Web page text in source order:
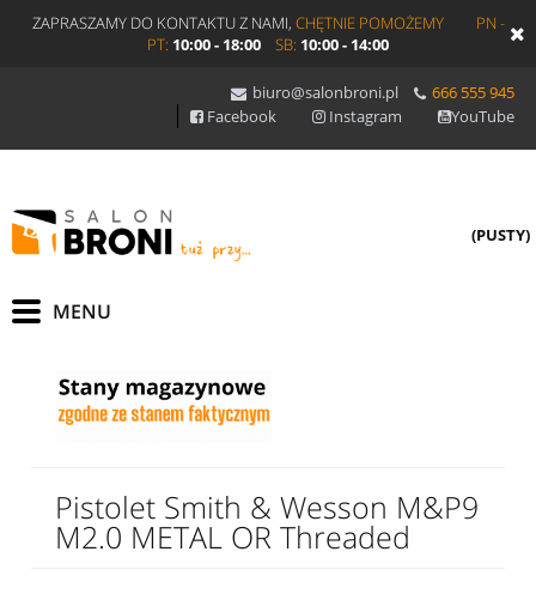
ZAPRASZAMY DO KONTAKTU Z NAMI, CHĘTNIE POMOŻEMY
PN -
PT: 10:00 - 18:00 SB: 10:00 - 14:00
biuro@salonbroni.pl
666 555 945
Facebook
Instagram YouTube
(PUSTY)
Pistolet Smith & Wesson M&P9
M2.0 METAL OR Threaded